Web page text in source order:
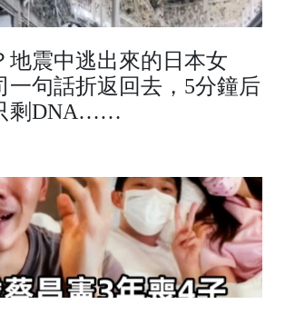
地震中逃出來的日本女
一句話折返回去，5分鐘后
剩DNA……